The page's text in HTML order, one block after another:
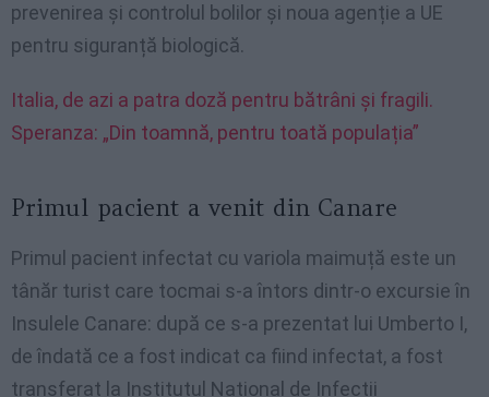
prevenirea și controlul bolilor și noua agenție a UE
pentru siguranță biologică.
Italia, de azi a patra doză pentru bătrâni și fragili.
Speranza: „Din toamnă, pentru toată populația”
Primul pacient a venit din Canare
Primul pacient infectat cu variola maimuță este un
tânăr turist care tocmai s-a întors dintr-o excursie în
Insulele Canare: după ce s-a prezentat lui Umberto I,
de îndată ce a fost indicat ca fiind infectat, a fost
transferat la Institutul Național de Infecții